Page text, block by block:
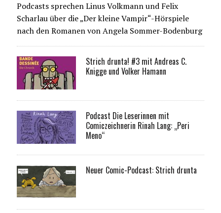
Podcasts sprechen Linus Volkmann und Felix
Scharlau über die „Der kleine Vampir“-Hörspiele
nach den Romanen von Angela Sommer-Bodenburg
Strich drunta! #3 mit Andreas C.
Knigge und Volker Hamann
Podcast Die Leserinnen mit
Comiczeichnerin Rinah Lang: „Peri
Meno“
Neuer Comic-Podcast: Strich drunta